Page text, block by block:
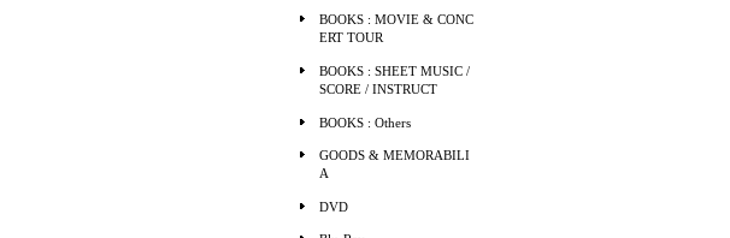
BOOKS : MOVIE & CONC
ERT TOUR
BOOKS : SHEET MUSIC /
SCORE / INSTRUCT
BOOKS : Others
GOODS & MEMORABILI
A
DVD